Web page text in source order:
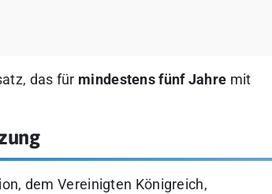
das für mindestens fünf Jahre mit
dem Vereinigten Königreich,